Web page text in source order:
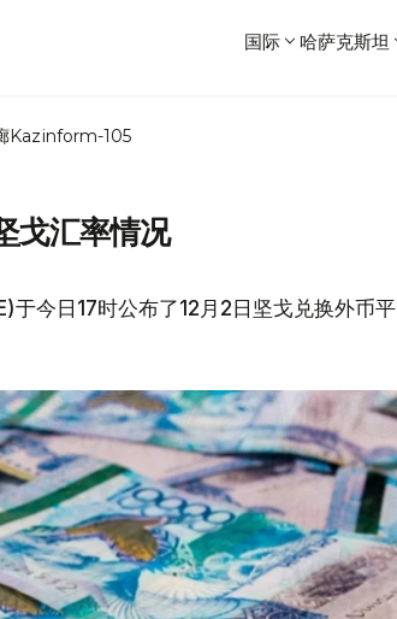
国际 哈萨克斯坦
Kazinform-105
戈汇率情况
于今日17时公布了12月2日坚戈兑换外币平